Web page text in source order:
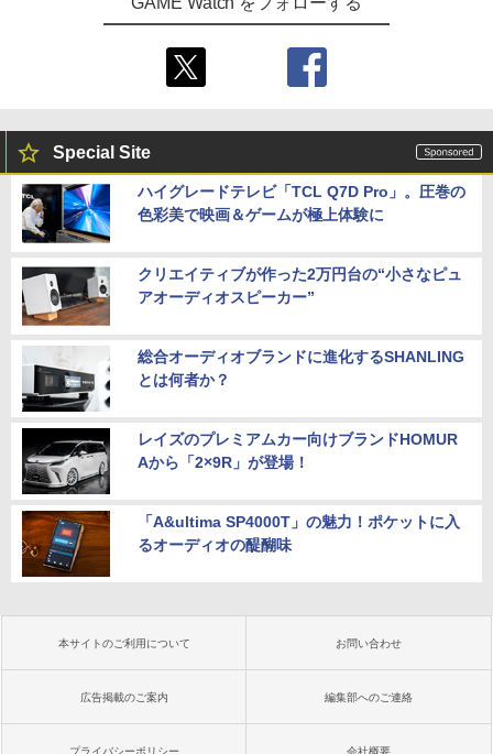
Special Site
ハイグレードテレビ「TCL Q7D Pro」。圧巻の
色彩美で映画＆ゲームが極上体験に
クリエイティブが作った2万円台の“小さなピュ
アオーディオスピーカー”
総合オーディオブランドに進化するSHANLING
とは何者か？
レイズのプレミアムカー向けブランドHOMUR
Aから「2×9R」が登場！
「A&ultima SP4000T」の魅力！ポケットに入
るオーディオの醍醐味
本サイトのご利用について お問い合わせ
広告掲載のご案内 編集部へのご連絡